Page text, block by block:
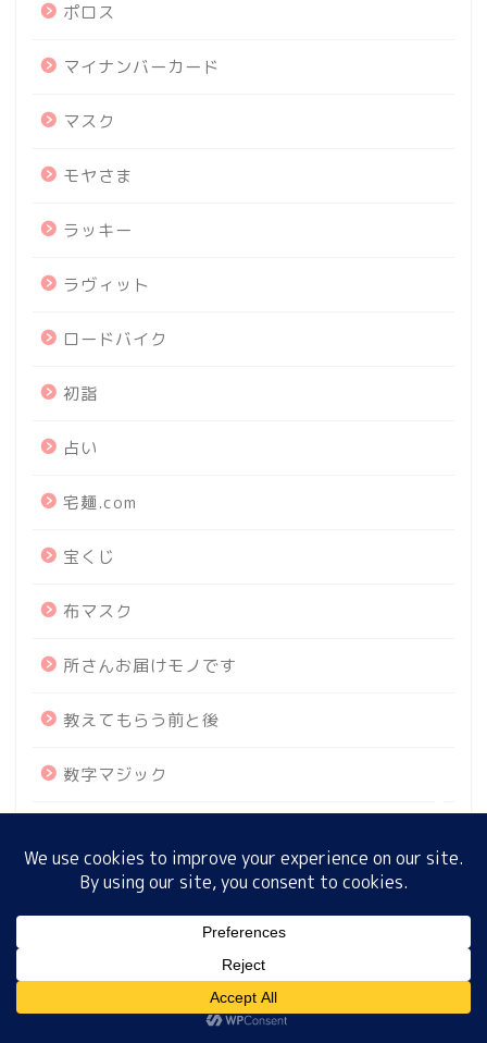
ポロス
マイナンバーカード
マスク
モヤさま
ラッキー
ラヴィット
ロードバイク
初詣
占い
宅麺.com
宝くじ
布マスク
所さんお届けモノです
教えてもらう前と後
数字マジック
新設！所JAPAN
プロフィール サイトマップ